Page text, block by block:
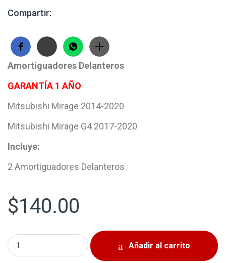
Compartir:
Amortiguadores Delanteros
GARANTÍA 1 AÑO
Mitsubishi Mirage 2014-2020
Mitsubishi Mirage G4 2017-2020
Incluye:
2 Amortiguadores Delanteros
$140.00
Amortiguadores Delanteros Mitsubishi Mirage 2014-
Añadir al carrito